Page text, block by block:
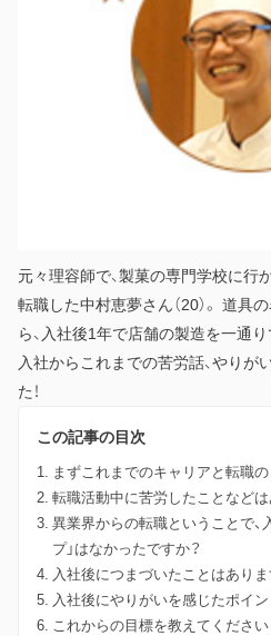
元々理容師で、製菓の専門学校に行
転職した中村恵夢さん（20）。 道具
ら、入社後1年で店舗の製造を一通
入社からこれまでの苦労話、やりが
た！
この記事の目次
まずこれまでのキャリアと転職
転職活動中に苦労したことなどは
異業界からの転職ということで、
プ」はなかったですか？
入社後につまづいたことはありま
入社後にやりがいを感じたポイン
これからの目標を教えてください